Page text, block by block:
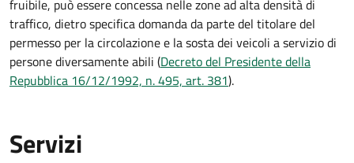
fruibile, può essere concessa nelle zone ad alta densità di
traffico, dietro specifica domanda da parte del titolare del
permesso per la circolazione e la sosta dei veicoli a servizio di
persone diversamente abili (Decreto del Presidente della
Repubblica 16/12/1992, n. 495, art. 381).
Servizi